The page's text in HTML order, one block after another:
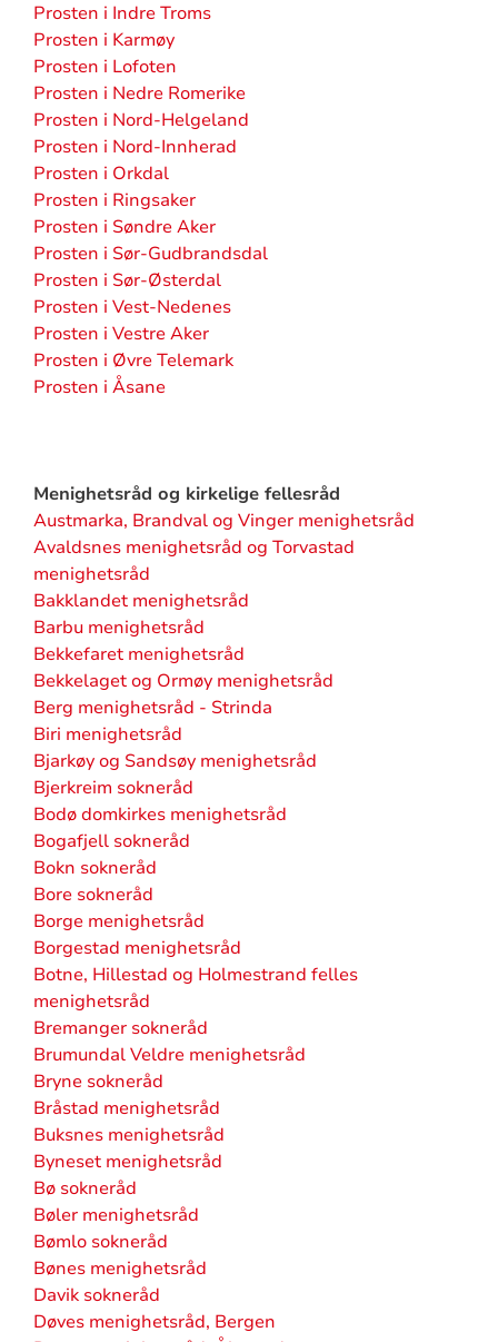
Prosten i Indre Troms
Prosten i Karmøy
Prosten i Lofoten
Prosten i Nedre Romerike
Prosten i Nord-Helgeland
Prosten i Nord-Innherad
Prosten i Orkdal
Prosten i Ringsaker
Prosten i Søndre Aker
Prosten i Sør-Gudbrandsdal
Prosten i Sør-Østerdal
Prosten i Vest-Nedenes
Prosten i Vestre Aker
Prosten i Øvre Telemark
Prosten i Åsane
Menighetsråd og kirkelige fellesråd
Austmarka, Brandval og Vinger menighetsråd
Avaldsnes menighetsråd og Torvastad
menighetsråd
Bakklandet menighetsråd
Barbu menighetsråd
Bekkefaret menighetsråd
Bekkelaget og Ormøy menighetsråd
Berg menighetsråd - Strinda
Biri menighetsråd
Bjarkøy og Sandsøy menighetsråd
Bjerkreim sokneråd
Bodø domkirkes menighetsråd
Bogafjell sokneråd
Bokn sokneråd
Bore sokneråd
Borge menighetsråd
Borgestad menighetsråd
Botne, Hillestad og Holmestrand felles
menighetsråd
Bremanger sokneråd
Brumundal Veldre menighetsråd
Bryne sokneråd
Bråstad menighetsråd
Buksnes menighetsråd
Byneset menighetsråd
Bø sokneråd
Bøler menighetsråd
Bømlo sokneråd
Bønes menighetsråd
Davik sokneråd
Døves menighetsråd, Bergen